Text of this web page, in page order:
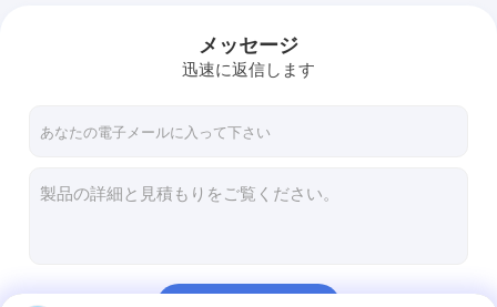
真空のディスク・フィルタ
回転式ディスク・フィルタ
メッセージ
迅速に返信します